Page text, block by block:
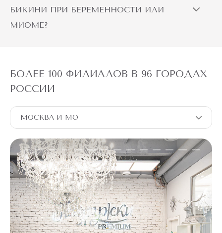
БИКИНИ ПРИ БЕРЕМЕННОСТИ ИЛИ
МИОМЕ?
БОЛЕЕ 100 ФИЛИАЛОВ В 96 ГОРОДАХ
РОССИИ
МОСКВА И МО